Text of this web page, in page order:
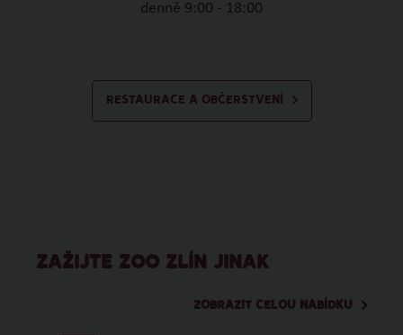
denně 9:00 - 18:00
RESTAURACE A OBČERSTVENÍ
ZAŽIJTE ZOO ZLÍN JINAK
ZOBRAZIT CELOU NABÍDKU